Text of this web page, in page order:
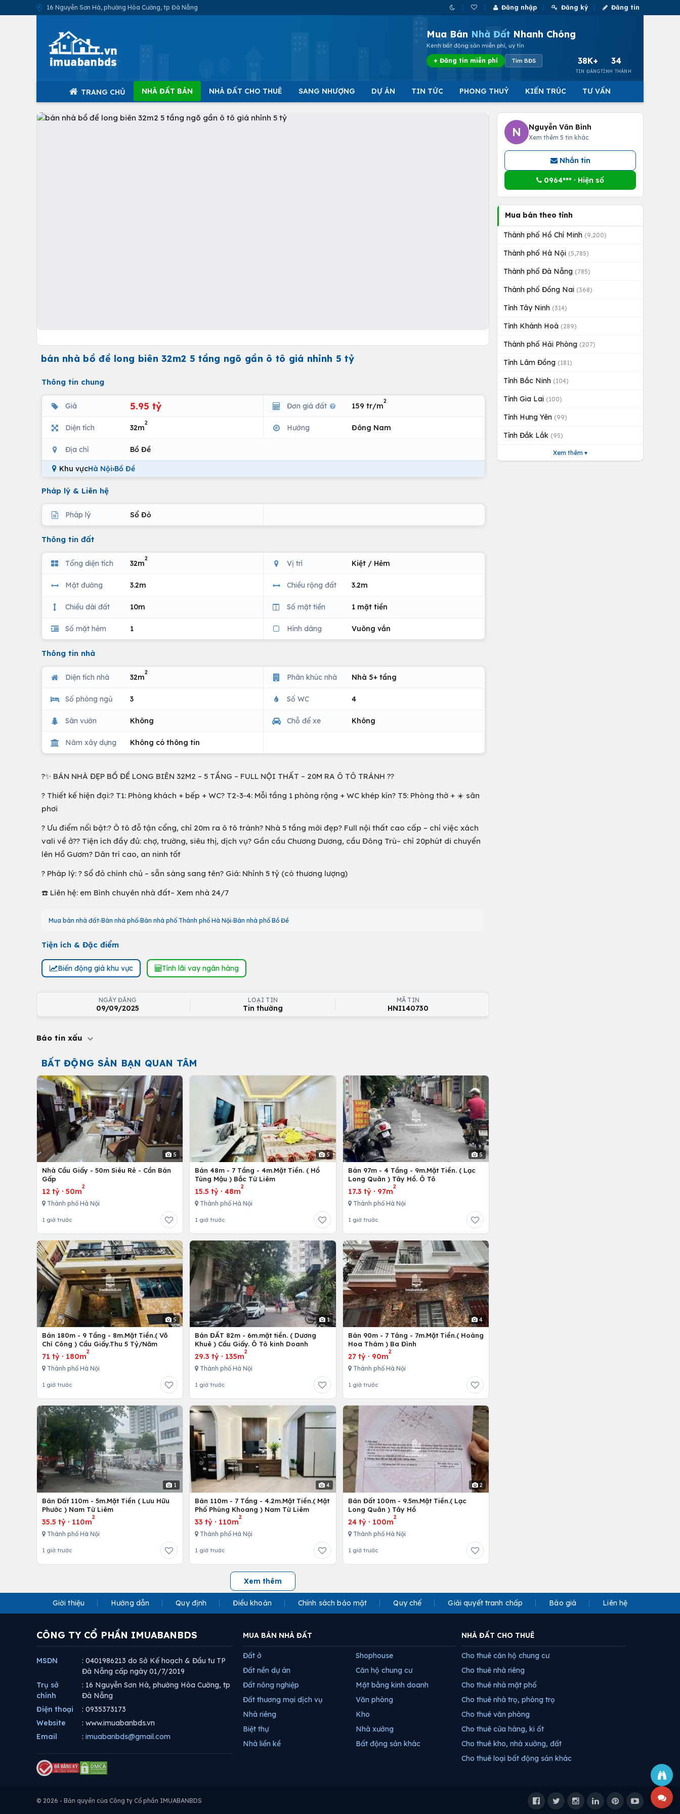
16 Nguyễn Sơn Hà, phường Hòa Cường, tp Đà Nẵng Đăng nhập Đăng ký Đăng tin
Mua Bán Nhà Đất Nhanh Chóng
Kênh bất động sản miễn phí, uy tín
+ Đăng tin miễn phí Tìm BĐS 38K+
TIN ĐĂNG
34
TỈNH THÀNH
TRANG CHỦ NHÀ ĐẤT BÁN NHÀ ĐẤT CHO THUÊ SANG NHƯỢNG DỰ ÁN TIN TỨC PHONG THUỶ KIẾN TRÚC TƯ VẤN
bán nhà bồ đề long biên 32m2 5 tầng ngõ gần ô tô giá nhỉnh 5 tỷ
Thông tin chung
Giá 5.95 tỷ Đơn giá đất 159 tr/m
2
Diện tích 32m
2
Hướng Đông Nam
Địa chỉ Bồ Đề
Khu vựcHà Nội›Bồ Đề
Pháp lý & Liên hệ
Pháp lý Sổ Đỏ
Thông tin đất
Tổng diện tích 32m
2
Vị trí Kiệt / Hẻm
Mặt đường 3.2m Chiều rộng đất 3.2m
Chiều dài đất 10m Số mặt tiền 1 mặt tiền
Số mặt hẻm 1 Hình dáng Vuông vắn
Thông tin nhà
Diện tích nhà 32m
2
Phân khúc nhà Nhà 5+ tầng
Số phòng ngủ 3 Số WC 4
Sân vườn Không Chỗ để xe Không
Năm xây dựng Không có thông tin
?✨ BÁN NHÀ ĐẸP BỒ ĐỀ LONG BIÊN 32M2 – 5 TẦNG – FULL NỘI THẤT – 20M RA Ô TÔ TRÁNH ??
? Thiết kế hiện đại:?️ T1: Phòng khách + bếp + WC?️ T2-3-4: Mỗi tầng 1 phòng rộng + WC khép kín? T5: Phòng thờ + ☀️ sân
phơi
? Ưu điểm nổi bật:? Ô tô đỗ tận cổng, chỉ 20m ra ô tô tránh? Nhà 5 tầng mới đẹp?️ Full nội thất cao cấp – chỉ việc xách
vali về ở?? Tiện ích đầy đủ: chợ, trường, siêu thị, dịch vụ? Gần cầu Chương Dương, cầu Đông Trù– chỉ 20phút di chuyển
lên Hồ Gươm? Dân trí cao, an ninh tốt
? Pháp lý: ? Sổ đỏ chính chủ – sẵn sàng sang tên? Giá: Nhỉnh 5 tỷ (có thương lượng)
☎️ Liên hệ: em Bình chuyên nhà đất– Xem nhà 24/7
Mua bán nhà đất Bán nhà phố Bán nhà phố Thành phố Hà Nội Bán nhà phố Bồ Đề
Tiện ích & Đặc điểm
Biến động giá khu vực Tính lãi vay ngân hàng
NGÀY ĐĂNG
09/09/2025
LOẠI TIN
Tin thường
MÃ TIN
HNI140730
Báo tin xấu
BẤT ĐỘNG SẢN BẠN QUAN TÂM
5
Nhà Cầu Giấy - 50m Siêu Rẻ - Cần Bán
Gấp
12 tỷ · 50m
2
Thành phố Hà Nội
1 giờ trước
5
Bán 48m - 7 Tầng - 4m.Mặt Tiền. ( Hồ
Tùng Mậu ) Bắc Từ Liêm
15.5 tỷ ·48m
2
Thành phố Hà Nội
1 giờ trước
5
Bán 97m - 4 Tầng - 9m.Mặt Tiền. ( Lạc
Long Quân ) Tây Hồ. Ô Tô
17.3 tỷ· 97m
2
Thành phố Hà Nội
1 giờ trước
5
Bán 180m - 9 Tầng - 8m.Mặt Tiền.( Võ
Chí Công ) Cầu Giấy.Thu 5 Tỷ/Năm
71 tỷ · 180m
2
Thành phố Hà Nội
1 giờ trước
1
Bán ĐẤT 82m - 6m.mặt tiền. ( Dương
Khuê ) Cầu Giấy. Ô Tô kinh Doanh
29.3 tỷ · 135m
2
Thành phố Hà Nội
1 giờ trước
4
Bán 90m - 7 Tâng - 7m.Mặt Tiền.( Hoàng
Hoa Thám ) Ba Đình
27 tỷ· 90m
2
Thành phố Hà Nội
1 giờ trước
1
Bán Đất 110m - 5m.Mặt Tiền ( Lưu Hữu
Phước ) Nam Từ Liêm
35.5 tỷ · 110m
2
Thành phố Hà Nội
1 giờ trước
4
Bán 110m - 7 Tầng - 4.2m.Mặt Tiền.( Mặt
Phố Phùng Khoang ) Nam Từ Liêm
33 tỷ · 110m
2
Thành phố Hà Nội
1 giờ trước
2
Bán Đất 100m - 9.5m.Mặt Tiền.( Lạc
Long Quân ) Tây Hồ
24 tỷ· 100m
2
Thành phố Hà Nội
1 giờ trước
Xem thêm
N Nguyễn Văn Bình
Xem thêm 5 tin khác
Nhắn tin
0964*** · Hiện số
Mua bán theo tỉnh
Thành phố Hồ Chí Minh (9,200)
Thành phố Hà Nội (5,785)
Thành phố Đà Nẵng (785)
Thành phố Đồng Nai (368)
Tỉnh Tây Ninh (314)
Tỉnh Khánh Hoà (289)
Thành phố Hải Phòng (207)
Tỉnh Lâm Đồng (181)
Tỉnh Bắc Ninh (104)
Tỉnh Gia Lai (100)
Tỉnh Hưng Yên (99)
Tỉnh Đắk Lắk (95)
Xem thêm ▾
Giới thiệu Hướng dẫn Quy định Điều khoản Chính sách bảo mật Quy chế Giải quyết tranh chấp Báo giá Liên hệ
CÔNG TY CỔ PHẦN IMUABANBDS
MSDN
: 0401986213 do Sở Kế hoạch & Đầu tư TP
Đà Nẵng cấp ngày 01/7/2019
Trụ sở
chính
: 16 Nguyễn Sơn Hà, phường Hòa Cường, tp
Đà Nẵng
Điện thoại
: 0935373173
Website
: www.imuabanbds.vn
Email
: imuabanbds@gmail.com
MUA BÁN NHÀ ĐẤT
Đất ở
Đất nền dự án
Đất nông nghiệp
Đất thương mại dịch vụ
Nhà riêng
Biệt thự
Nhà liền kề
Shophouse
Căn hộ chung cư
Mặt bằng kinh doanh
Văn phòng
Kho
Nhà xưởng
Bất động sản khác
NHÀ ĐẤT CHO THUÊ
Cho thuê căn hộ chung cư
Cho thuê nhà riêng
Cho thuê nhà mặt phố
Cho thuê nhà trọ, phòng trọ
Cho thuê văn phòng
Cho thuê cửa hàng, ki ốt
Cho thuê kho, nhà xưởng, đất
Cho thuê loại bất động sản khác
© 2026 - Bản quyền của Công ty Cổ phần IMUABANBDS